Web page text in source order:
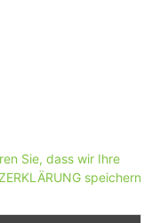
Sie, dass wir Ihre
speichern